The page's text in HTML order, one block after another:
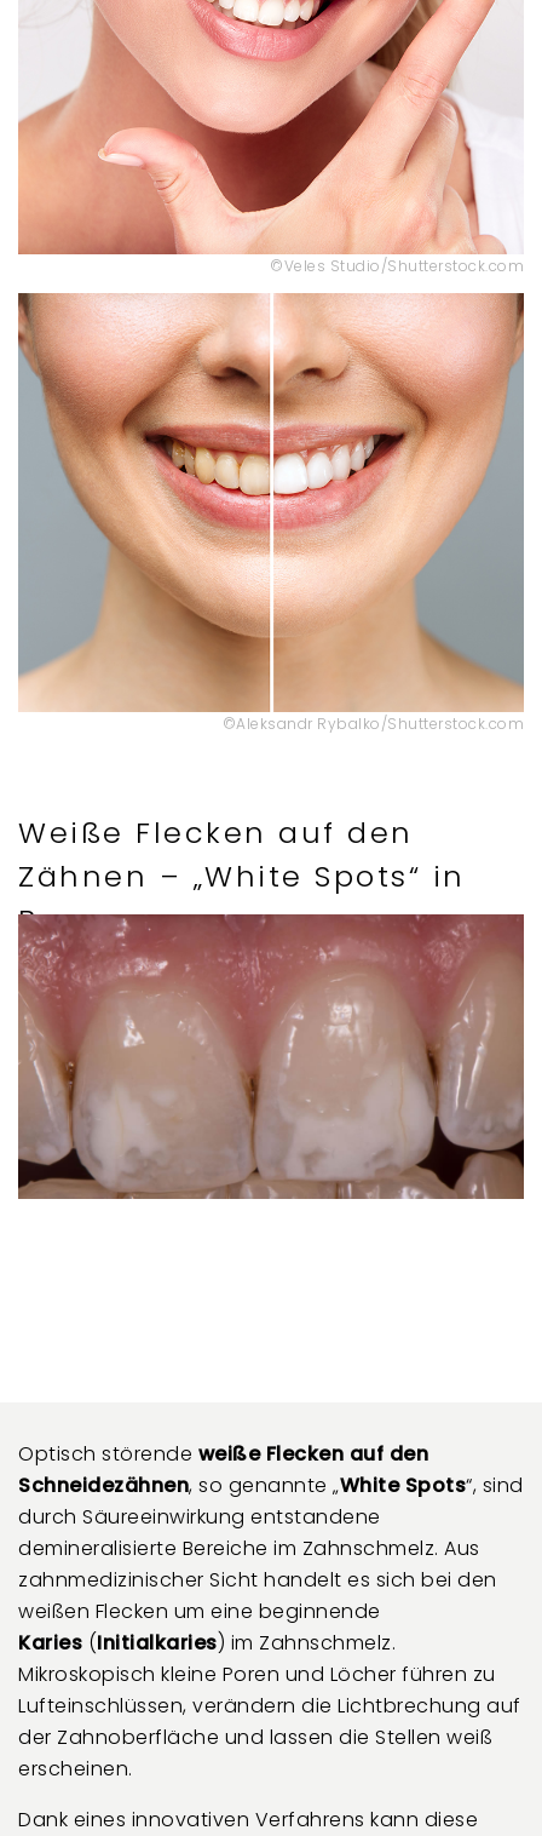
©Veles Studio/Shutterstock.com
©Aleksandr Rybalko/Shutterstock.com
Weiße Flecken auf den
Zähnen – „White Spots“ in
Bonn
Optisch störende weiße Flecken auf den
Schneidezähnen, so genannte „White Spots“, sind
durch Säureeinwirkung entstandene
demineralisierte Bereiche im Zahnschmelz. Aus
zahnmedizinischer Sicht handelt es sich bei den
weißen Flecken um eine beginnende
Karies (Initialkaries) im Zahnschmelz.
Mikroskopisch kleine Poren und Löcher führen zu
Lufteinschlüssen, verändern die Lichtbrechung auf
der Zahnoberfläche und lassen die Stellen weiß
erscheinen.
Dank eines innovativen Verfahrens kann diese